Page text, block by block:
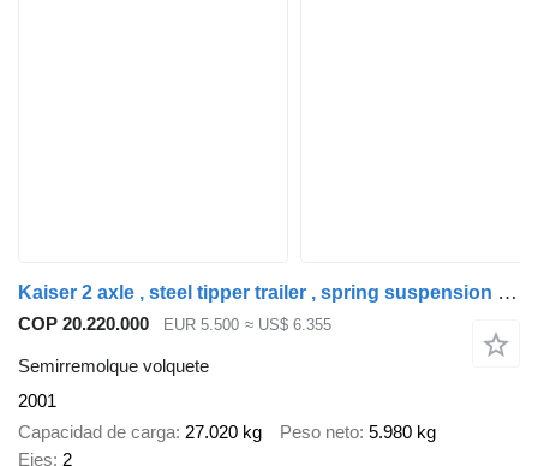
Kaiser 2 axle , steel tipper trailer , spring suspension , drum brakes
COP 20.220.000 EUR 5.500 ≈ US$ 6.355
Semirremolque volquete
2001
Capacidad de carga 27.020 kg Peso neto 5.980 kg
Ejes 2